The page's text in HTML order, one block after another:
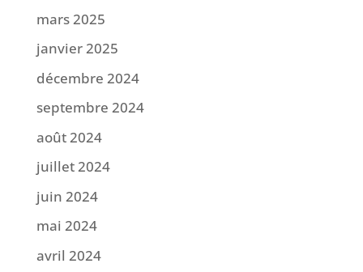
mars 2025
janvier 2025
décembre 2024
septembre 2024
août 2024
juillet 2024
juin 2024
mai 2024
avril 2024